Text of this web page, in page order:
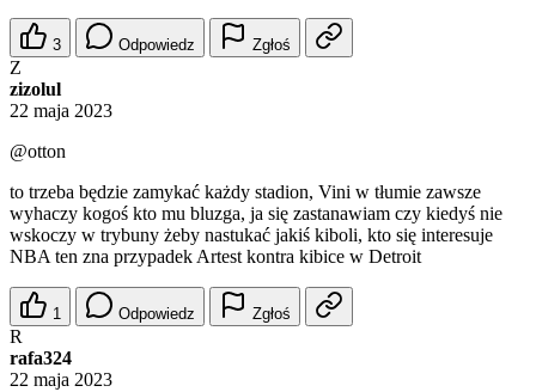
3 Odpowiedz Zgłoś
Z
zizolul
22 maja 2023
@otton
to trzeba będzie zamykać każdy stadion, Vini w tłumie zawsze
wyhaczy kogoś kto mu bluzga, ja się zastanawiam czy kiedyś nie
wskoczy w trybuny żeby nastukać jakiś kiboli, kto się interesuje
NBA ten zna przypadek Artest kontra kibice w Detroit
1 Odpowiedz Zgłoś
R
rafa324
22 maja 2023